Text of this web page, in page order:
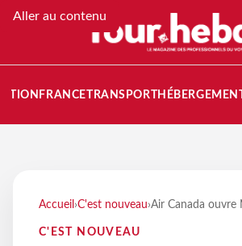
Aller au contenu
FRANCETRANSPORT
Accueil ›C'est nouveau›Air Canada ouvre
C'EST NOUVEAU